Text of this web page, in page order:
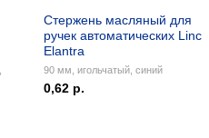
Стержень масляный для
ручек автоматических Linc
Elantra
90 мм, игольчатый, синий
0,62 р.